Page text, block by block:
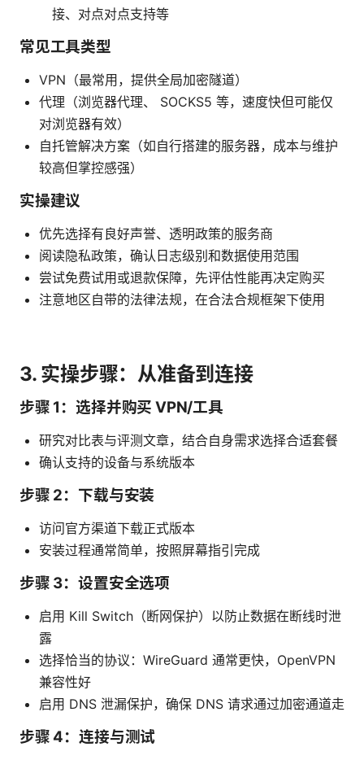
接、对点对点支持等
常见工具类型
VPN（最常用，提供全局加密隧道）
代理（浏览器代理、 SOCKS5 等，速度快但可能仅
对浏览器有效）
自托管解决方案（如自行搭建的服务器，成本与维护
较高但掌控感强）
实操建议
优先选择有良好声誉、透明政策的服务商
阅读隐私政策，确认日志级别和数据使用范围
尝试免费试用或退款保障，先评估性能再决定购买
注意地区自带的法律法规，在合法合规框架下使用
3. 实操步骤：从准备到连接
步骤 1：选择并购买 VPN/工具
研究对比表与评测文章，结合自身需求选择合适套餐
确认支持的设备与系统版本
步骤 2：下载与安装
访问官方渠道下载正式版本
安装过程通常简单，按照屏幕指引完成
步骤 3：设置安全选项
启用 Kill Switch（断网保护）以防止数据在断线时泄
露
选择恰当的协议：WireGuard 通常更快，OpenVPN
兼容性好
启用 DNS 泄漏保护，确保 DNS 请求通过加密通道走
步骤 4：连接与测试